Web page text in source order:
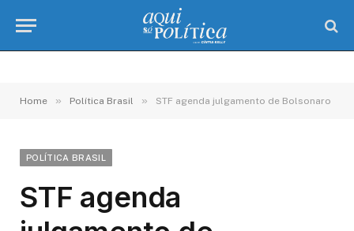
Home » Política Brasil » STF agenda julgamento de Bolsonaro
POLÍTICA BRASIL
STF agenda